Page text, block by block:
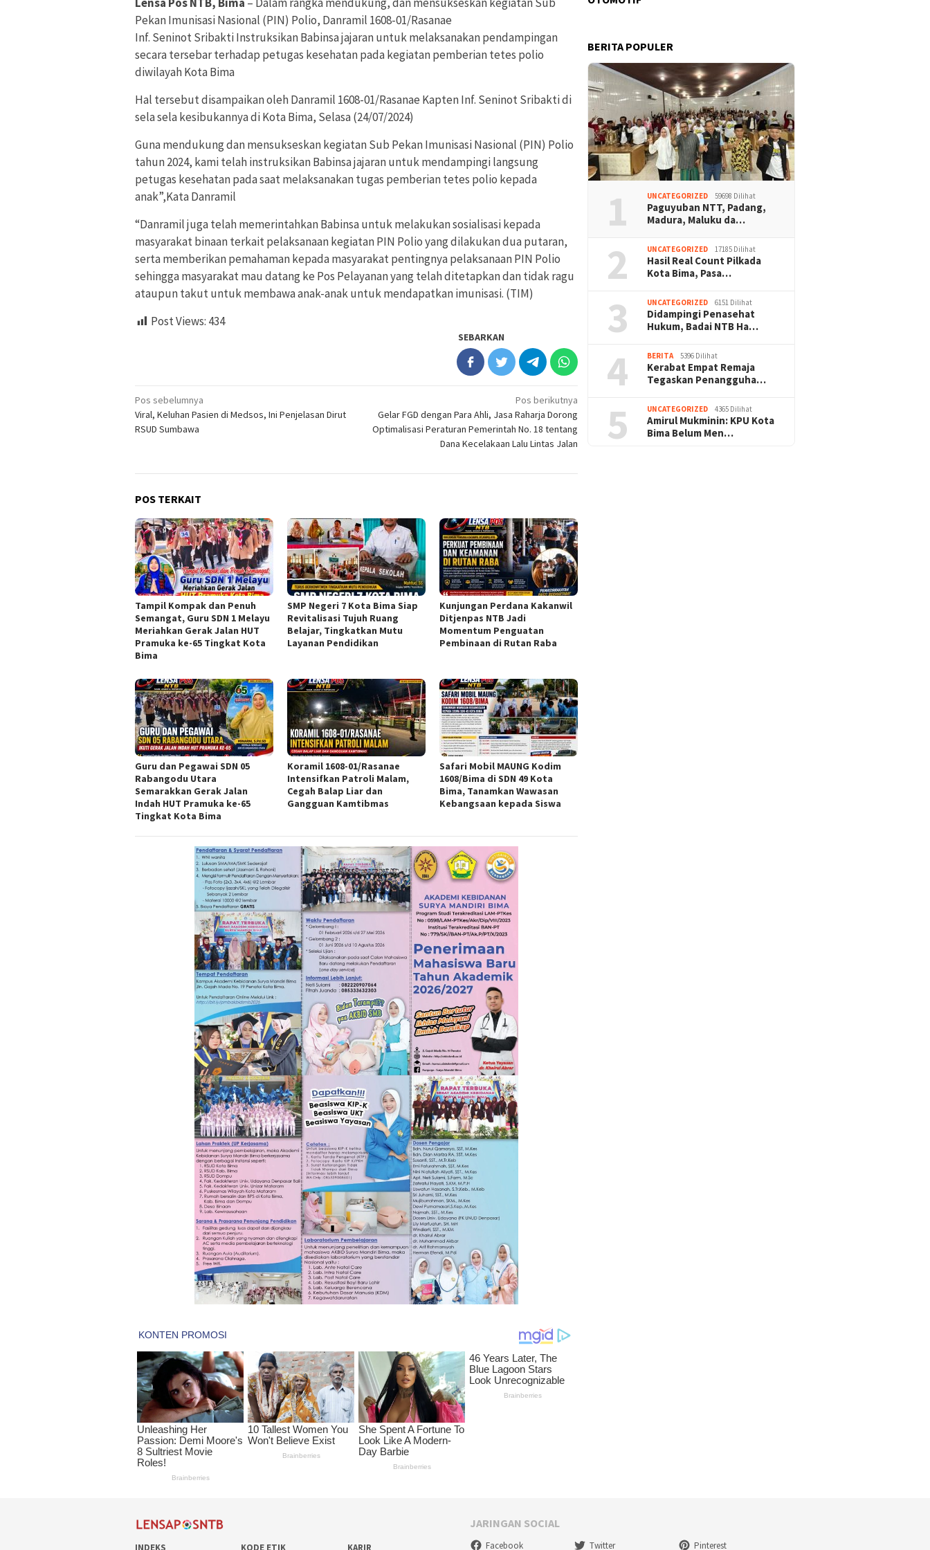
Pekan Imunisasi Nasional (PIN) Polio, Danramil 1608-01/Rasanae
Inf. Seninot Sribakti Instruksikan Babinsa jajaran untuk melaksanakan pendampingan
secara tersebar terhadap petugas kesehatan pada kegiatan pemberian tetes polio
diwilayah Kota Bima
Hal tersebut disampaikan oleh Danramil 1608-01/Rasanae Kapten Inf. Seninot Sribakti di
sela sela kesibukannya di Kota Bima, Selasa (24/07/2024)
Guna mendukung dan mensukseskan kegiatan Sub Pekan Imunisasi Nasional (PIN) Polio
tahun 2024, kami telah instruksikan Babinsa jajaran untuk mendampingi langsung
petugas kesehatan pada saat melaksanakan tugas pemberian tetes polio kepada
anak”,Kata Danramil
“Danramil juga telah memerintahkan Babinsa untuk melakukan sosialisasi kepada
masyarakat binaan terkait pelaksanaan kegiatan PIN Polio yang dilakukan dua putaran,
serta memberikan pemahaman kepada masyarakat pentingnya pelaksanaan PIN Polio
sehingga masyarakat mau datang ke Pos Pelayanan yang telah ditetapkan dan tidak ragu
ataupun takut untuk membawa anak-anak untuk mendapatkan imunisasi. (TIM)
Post Views: 434
SEBARKAN
Navigasi
pos
Pos sebelumnya
Viral, Keluhan Pasien di Medsos, Ini Penjelasan Dirut
RSUD Sumbawa
Pos berikutnya
Gelar FGD dengan Para Ahli, Jasa Raharja Dorong
Optimalisasi Peraturan Pemerintah No. 18 tentang
Dana Kecelakaan Lalu Lintas Jalan
POS TERKAIT
Tampil Kompak dan Penuh
Semangat, Guru SDN 1 Melayu
Meriahkan Gerak Jalan HUT
Pramuka ke-65 Tingkat Kota
Bima
SMP Negeri 7 Kota Bima Siap
Revitalisasi Tujuh Ruang
Belajar, Tingkatkan Mutu
Layanan Pendidikan
Kunjungan Perdana Kakanwil
Ditjenpas NTB Jadi
Momentum Penguatan
Pembinaan di Rutan Raba
Guru dan Pegawai SDN 05
Rabangodu Utara
Semarakkan Gerak Jalan
Indah HUT Pramuka ke-65
Tingkat Kota Bima
Koramil 1608-01/Rasanae
Intensifkan Patroli Malam,
Cegah Balap Liar dan
Gangguan Kamtibmas
Safari Mobil MAUNG Kodim
1608/Bima di SDN 49 Kota
Bima, Tanamkan Wawasan
Kebangsaan kepada Siswa
BERITA POPULER
1 UNCATEGORIZED 59698 Dilihat
Paguyuban NTT, Padang,
Madura, Maluku da…
2 UNCATEGORIZED 17185 Dilihat
Hasil Real Count Pilkada
Kota Bima, Pasa…
3 UNCATEGORIZED 6151 Dilihat
Didampingi Penasehat
Hukum, Badai NTB Ha…
4 BERITA 5396 Dilihat
Kerabat Empat Remaja
Tegaskan Penangguha…
5 UNCATEGORIZED 4365 Dilihat
Amirul Mukminin: KPU Kota
Bima Belum Men…
JARINGAN SOCIAL
Facebook Twitter Pinterest